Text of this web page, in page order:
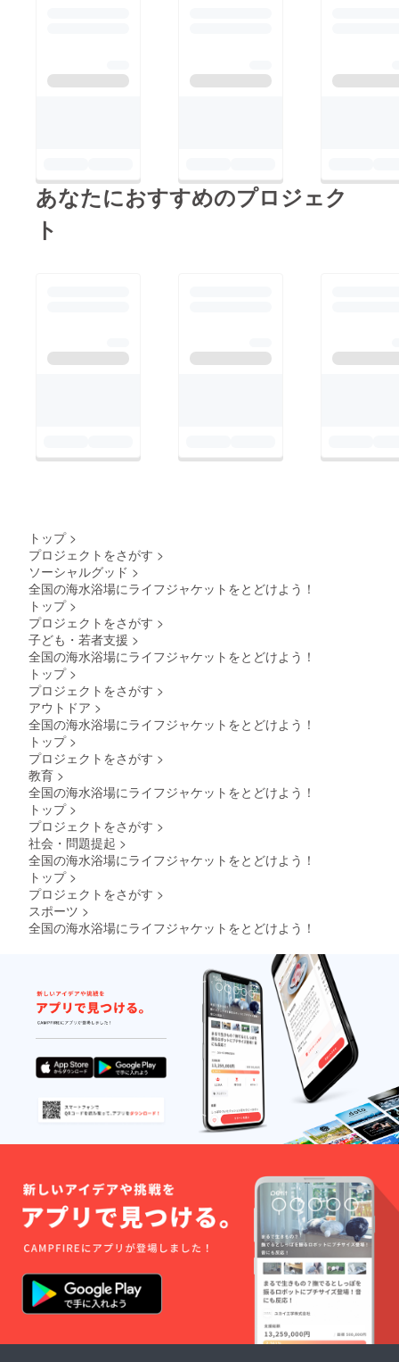
あなたにおすすめのプロジェク
ト
トップ >
プロジェクトをさがす >
ソーシャルグッド >
全国の海水浴場にライフジャケットをとどけよう！
トップ >
プロジェクトをさがす >
子ども・若者支援 >
全国の海水浴場にライフジャケットをとどけよう！
トップ >
プロジェクトをさがす >
アウトドア >
全国の海水浴場にライフジャケットをとどけよう！
トップ >
プロジェクトをさがす >
教育 >
全国の海水浴場にライフジャケットをとどけよう！
トップ >
プロジェクトをさがす >
社会・問題提起 >
全国の海水浴場にライフジャケットをとどけよう！
トップ >
プロジェクトをさがす >
スポーツ >
全国の海水浴場にライフジャケットをとどけよう！